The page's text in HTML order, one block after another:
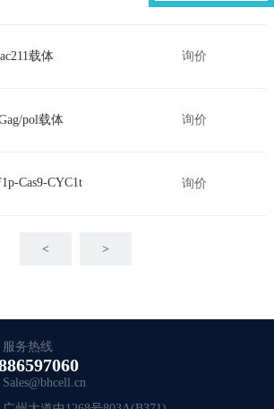
载体 询价
pol载体 询价
Cas9-CYC1t 询价
< >
服务热线
Sales@bhcell.cn